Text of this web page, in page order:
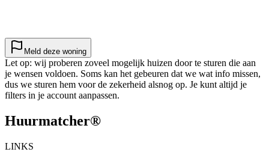
Meld deze woning
Let op: wij proberen zoveel mogelijk huizen door te sturen die aan
je wensen voldoen. Soms kan het gebeuren dat we wat info missen,
dus we sturen hem voor de zekerheid alsnog op. Je kunt altijd je
filters in je account aanpassen.
Huurmatcher®
LINKS